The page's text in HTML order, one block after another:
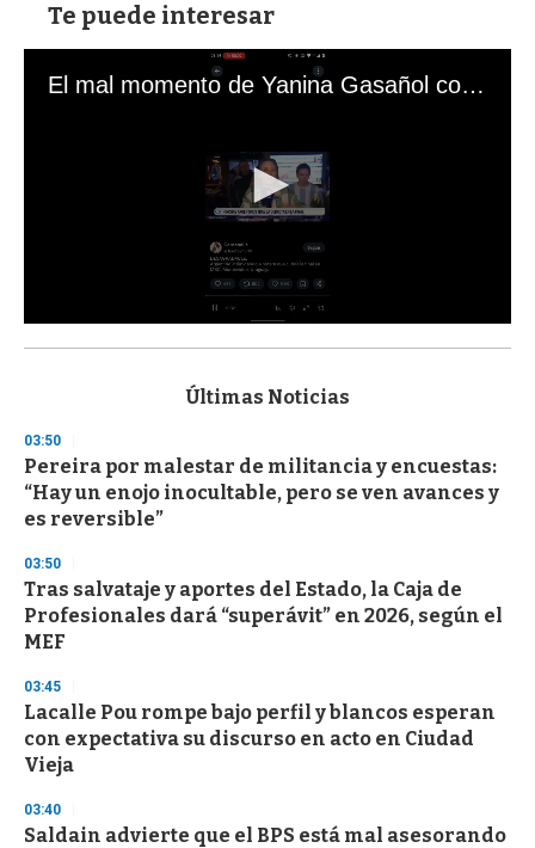
Te puede interesar
El mal momento de Yanina Gasañol con un hincha argentino en "Subrayado"
s
d
s
o
3
s
e
c
o
n
Últimas Noticias
03:50
Pereira por malestar de militancia y encuestas:
“Hay un enojo inocultable, pero se ven avances y
es reversible”
03:50
Tras salvataje y aportes del Estado, la Caja de
Profesionales dará “superávit” en 2026, según el
MEF
03:45
Lacalle Pou rompe bajo perfil y blancos esperan
con expectativa su discurso en acto en Ciudad
Vieja
03:40
Saldain advierte que el BPS está mal asesorando